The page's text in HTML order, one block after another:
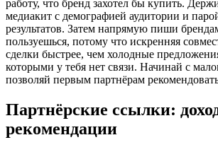
работу, что бренд захотел бы купить.
медиакит с демографией аудитории и
результатов. Затем напрямую пиши
пользуешься, потому что искренняя
сделки быстрее, чем холодные
которыми у тебя нет связи. Начинай с
позволяй первым партнёрам
Партнёрские ссылки:
рекомендации